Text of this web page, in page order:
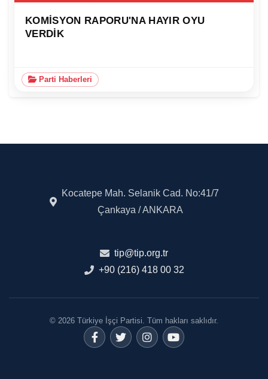
KOMISYON RAPORU'NA HAYIR OYU
VERDIK
Parti Haberleri
Kocatepe Mah. Selanik Cad. No:41/7
Çankaya / ANKARA
tip@tip.org.tr
+90 (216) 418 00 32
© 2026 Türkiye İşçi Partisi. Tüm hakları saklıdır.